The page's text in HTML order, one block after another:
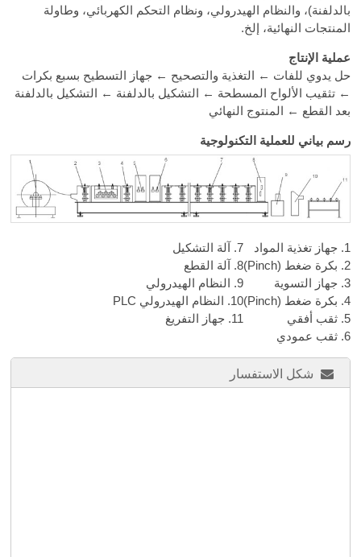
بالدلفنة)، والنظام الهيدرولي، ونظام التحكم الكهربائي، وطاولة
المنتجات النهائية، إلخ.
عملية الإنتاج
حل يدوي للفات ← التغذية والتصحيح ← جهاز التسطيح بسبع بكرات
← تثقيب الألواح المسطحة ← التشكيل بالدلفنة ← التشكيل بالدلفنة
بعد القطع ← المنتوج النهائي
رسم بياني للعملية التكنولوجية
1. جهاز تغذية المواد
2. بكرة ضغط (Pinch)
3. جهاز التسوية
4. بكرة ضغط (Pinch)
5. ثقب أفقي
6. ثقب عمودي
7. آلة التشكيل
8. آلة القطع
9. النظام الهيدرولي
10. النظام الهيدرولي PLC
11. جهاز التفريغ
شكل الاستفسار